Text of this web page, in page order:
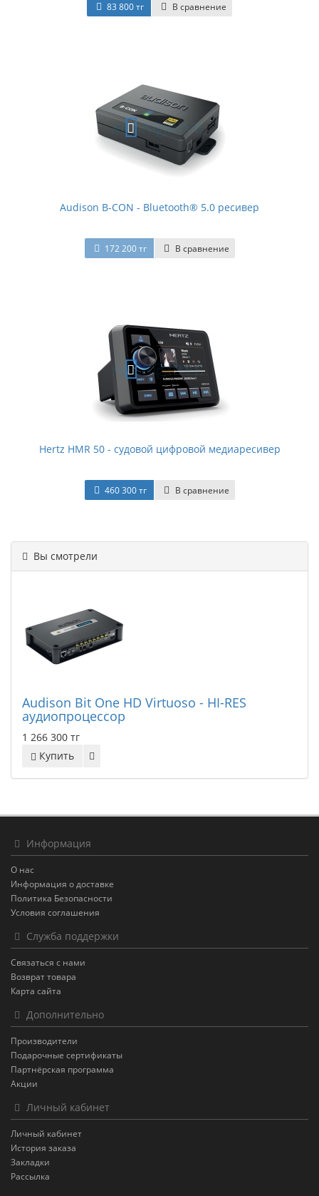
83 800 тг В сравнение
Audison B-CON - Bluetooth® 5.0 ресивер
172 200 тг В сравнение
Hertz HMR 50 - судовой цифровой медиаресивер
460 300 тг В сравнение
Вы смотрели
Audison Bit One HD Virtuoso - HI-RES
аудиопроцессор
1 266 300 тг
Купить
Информация
О нас
Информация о доставке
Политика Безопасности
Условия соглашения
Служба поддержки
Связаться с нами
Возврат товара
Карта сайта
Дополнительно
Производители
Подарочные сертификаты
Партнёрская программа
Акции
Личный кабинет
Личный кабинет
История заказа
Закладки
Рассылка